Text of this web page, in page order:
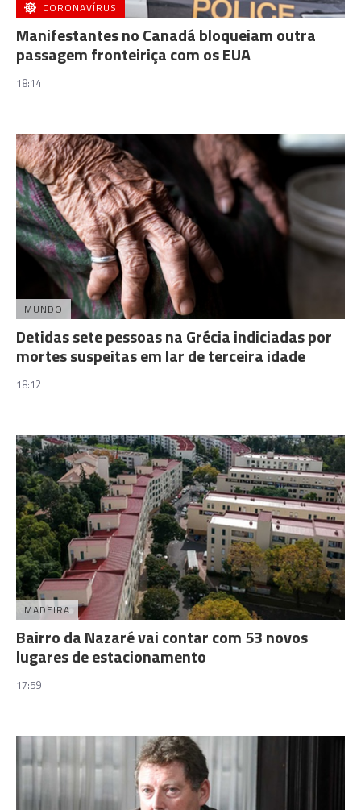
CORONAVÍRUS
Manifestantes no Canadá bloqueiam outra
passagem fronteiriça com os EUA
18:14
MUNDO
Detidas sete pessoas na Grécia indiciadas por
mortes suspeitas em lar de terceira idade
18:12
MADEIRA
Bairro da Nazaré vai contar com 53 novos
lugares de estacionamento
17:59